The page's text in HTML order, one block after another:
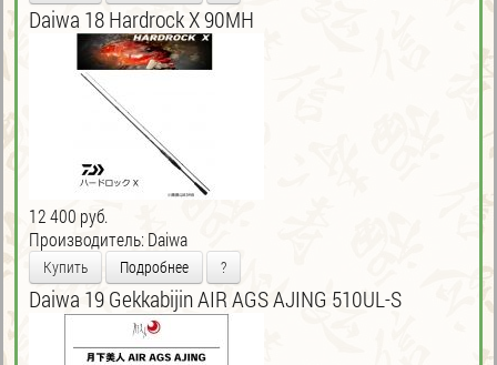
Daiwa 18 Hardrock X 90MH
12 400 руб.
Производитель: Daiwa
Купить Подробнее ?
Daiwa 19 Gekkabijin AIR AGS AJING 510UL-S